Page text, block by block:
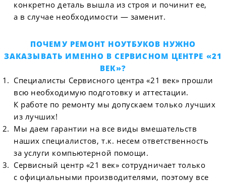
конкретно деталь вышла из строя и починит ее,
а в случае необходимости — заменит.
ПОЧЕМУ РЕМОНТ НОУТБУКОВ НУЖНО
ЗАКАЗЫВАТЬ ИМЕННО В СЕРВИСНОМ ЦЕНТРЕ «21
ВЕК»?
Специалисты Сервисного центра «21 век» прошли
всю необходимую подготовку и аттестации.
К работе по ремонту мы допускаем только лучших
из лучших!
Мы даем гарантии на все виды вмешательств
наших специалистов, т.к. несем ответственность
за услуги компьютерной помощи.
Сервисный центр «21 век» сотрудничает только
с официальными производителями, поэтому все